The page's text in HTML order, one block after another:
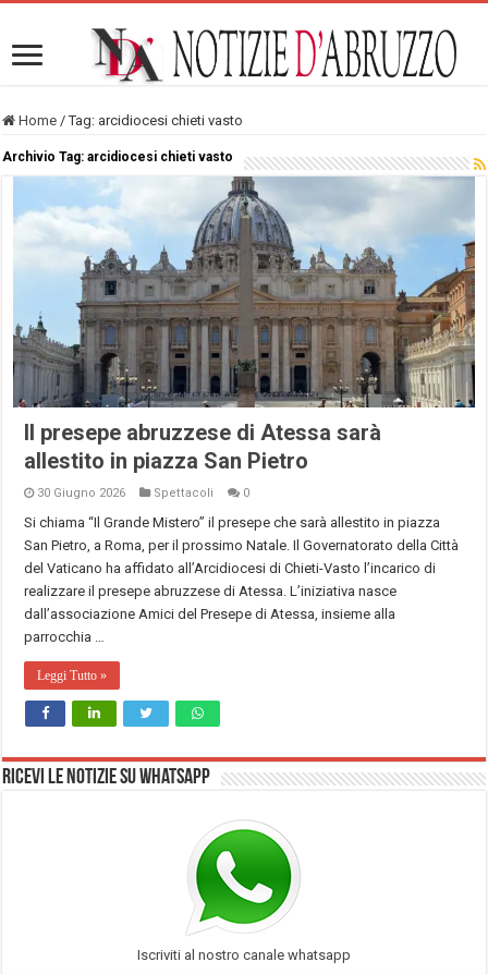
Home / Tag: arcidiocesi chieti vasto
Archivio Tag:arcidiocesi chieti vasto
Il presepe abruzzese di Atessa sarà
allestito in piazza San Pietro
30 Giugno 2026 Spettacoli 0
Si chiama “Il Grande Mistero” il presepe che sarà allestito in piazza
San Pietro, a Roma, per il prossimo Natale. Il Governatorato della Città
del Vaticano ha affidato all’Arcidiocesi di Chieti-Vasto l’incarico di
realizzare il presepe abruzzese di Atessa. L’iniziativa nasce
dall’associazione Amici del Presepe di Atessa, insieme alla
parrocchia …
Leggi Tutto »
Ricevi le notizie su Whatsapp
Iscriviti al nostro canale whatsapp